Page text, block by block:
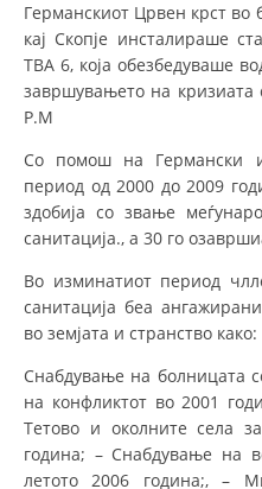
Германскиот Црвен крст во
кај Скопје инсталираше
ТВА 6, која обезбедуваше
завршувањето на
Р.М
Со помош на Германски
период од 2000 до 2009
здобија со звање
санитација., а 30 го
Во изминатиот период
санитација беа
во земјата и странство како:
Снабдување на болницата
на конфликтот во 2001
Тетово и околните села
година; – Снабдување на
летото 2006 година;, –